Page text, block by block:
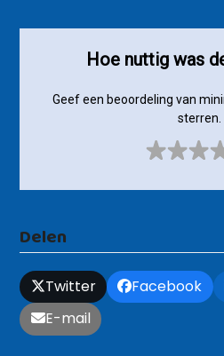
Hoe nuttig was
Geef een beoordeling van
sterren.
Delen
Twitter Facebook
E-mail